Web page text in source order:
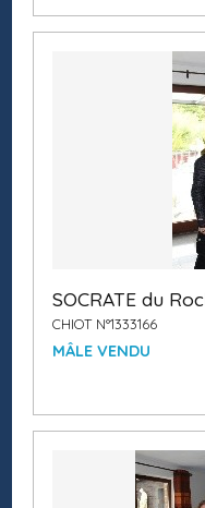
SOCRATE du
CHIOT N°1333166
MÂLE VENDU